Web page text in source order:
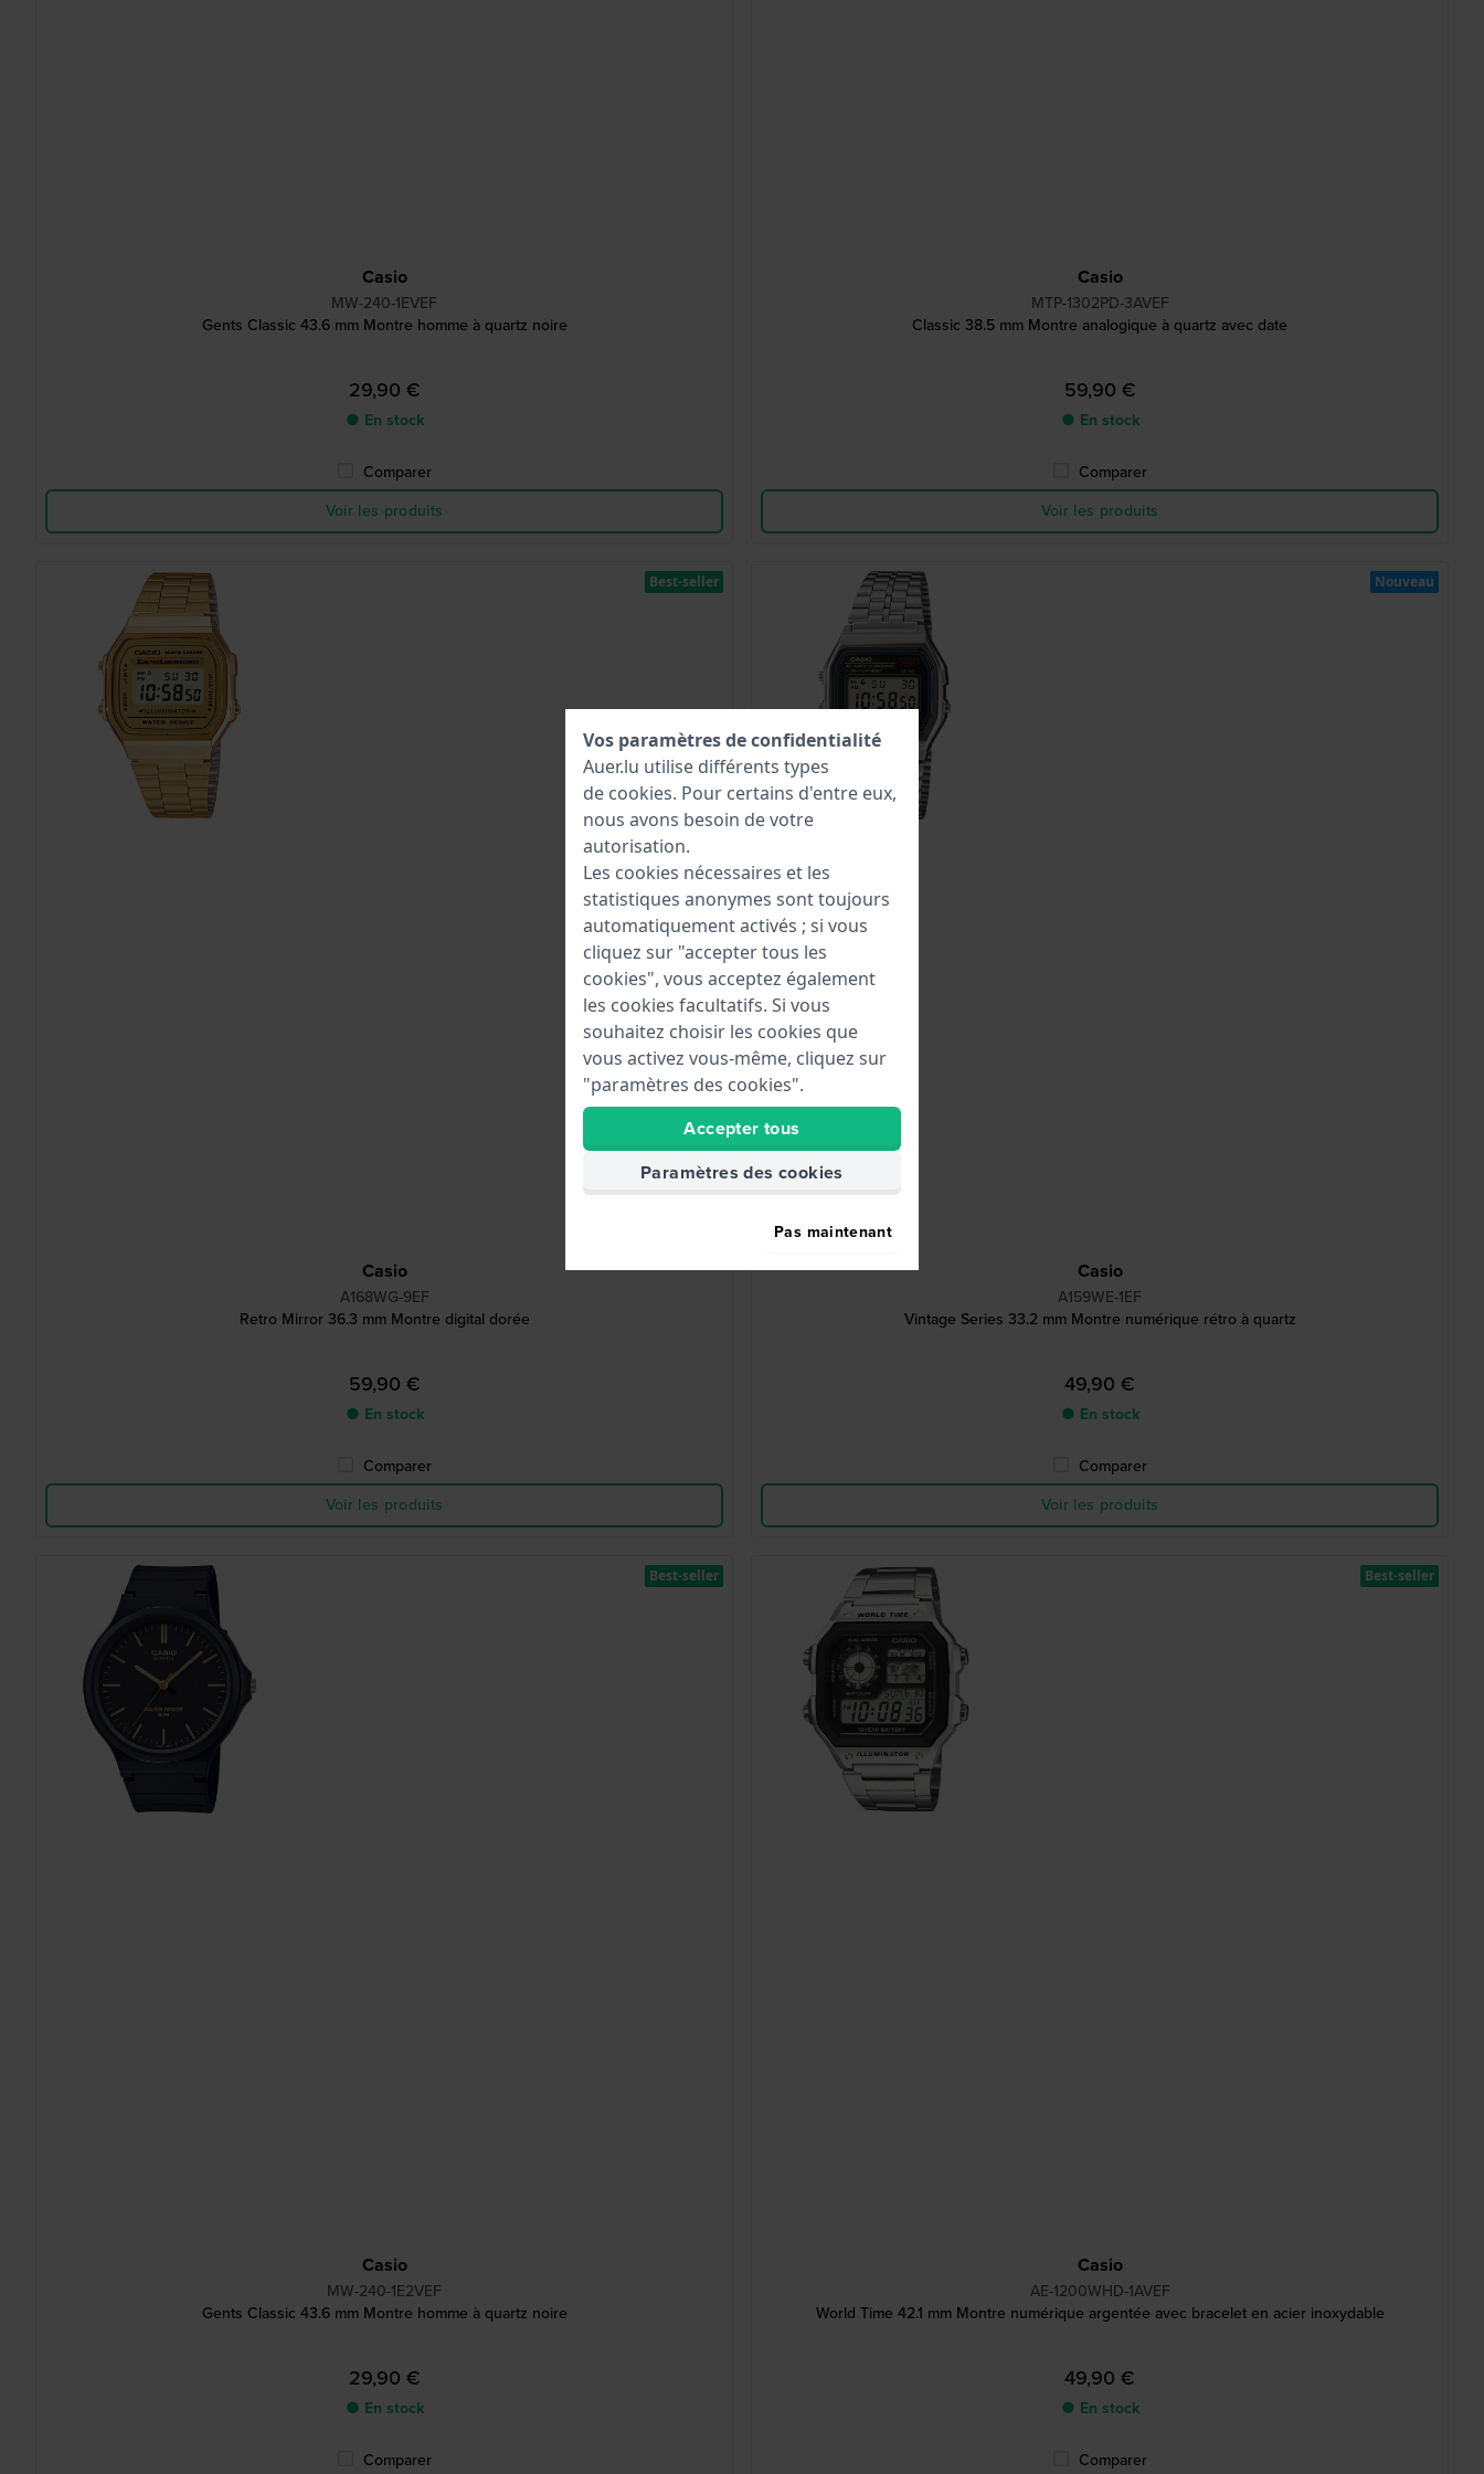
Casio
MW-240-1EVEF
Gents Classic 43.6 mm Montre homme à quartz noire
29,90 €
● En stock
Comparer
Voir les produits
Casio
MTP-1302PD-3AVEF
Classic 38.5 mm Montre analogique à quartz avec date
59,90 €
● En stock
Comparer
Voir les produits
Casio
A168WG-9EF
Retro Mirror 36.3 mm Montre digital dorée
59,90 €
● En stock
Comparer
Voir les produits
Best-seller
Casio
A159WE-1EF
Vintage Series 33.2 mm Montre numérique rétro à quartz
49,90 €
● En stock
Comparer
Voir les produits
Nouveau
Casio
MW-240-1E2VEF
Gents Classic 43.6 mm Montre homme à quartz noire
29,90 €
● En stock
Comparer
Best-seller
Casio
AE-1200WHD-1AVEF
World Time 42.1 mm Montre numérique argentée avec bracelet en acier inoxydable
49,90 €
● En stock
Comparer
Best-seller
Vos paramètres de confidentialité
Auer.lu utilise différents types
de cookies. Pour certains d'entre eux,
nous avons besoin de votre
autorisation.
Les cookies nécessaires et les
statistiques anonymes sont toujours
automatiquement activés ; si vous
cliquez sur "accepter tous les
cookies", vous acceptez également
les cookies facultatifs. Si vous
souhaitez choisir les cookies que
vous activez vous-même, cliquez sur
"paramètres des cookies".
Accepter tous
Paramètres des cookies
Pas maintenant